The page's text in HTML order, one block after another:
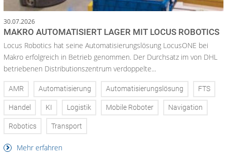
30.07.2026
MAKRO AUTOMATISIERT LAGER MIT LOCUS ROBOTICS
Locus Robotics hat seine Automatisierungslösung LocusONE bei
Makro erfolgreich in Betrieb genommen. Der Durchsatz im von DHL
betriebenen Distributionszentrum verdoppelte...
AMR Automatisierung Automatisierungslösung FTS
Handel KI Logistik Mobile Roboter Navigation
Robotics Transport
Mehr erfahren